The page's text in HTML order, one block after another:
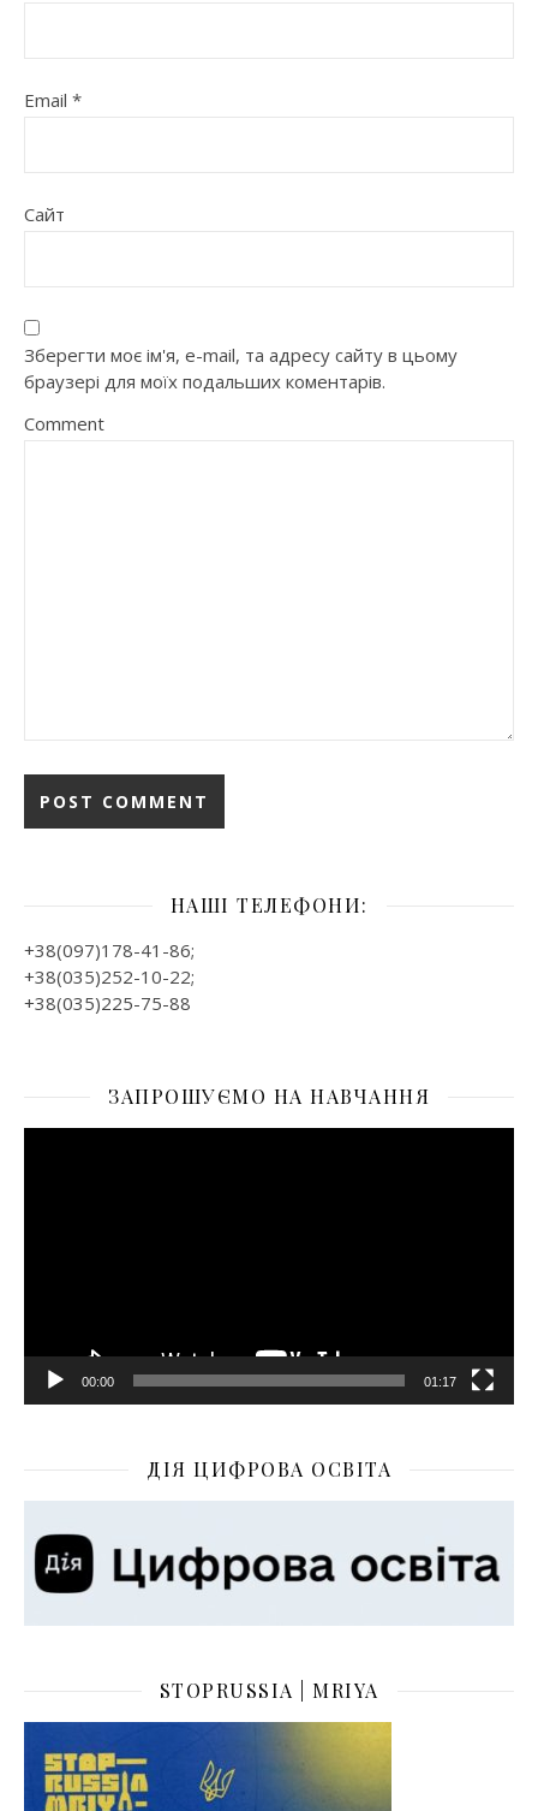
Email *
Сайт
Зберегти моє ім'я, e-mail, та адресу сайту в цьому
браузері для моїх подальших коментарів.
Comment
НАШІ ТЕЛЕФОНИ:
+38(097)178-41-86;
+38(035)252-10-22;
+38(035)225-75-88
ЗАПРОШУЄМО НА НАВЧАННЯ
00:00 01:17
ДІЯ ЦИФРОВА ОСВІТА
STOPRUSSIA | MRIYA